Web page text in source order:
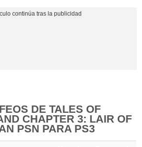
DE TALES OF
CHAPTER 3: LAIR OF
PSN PARA PS3